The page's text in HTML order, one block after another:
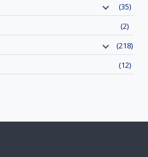
(35)
(2)
(218)
(12)